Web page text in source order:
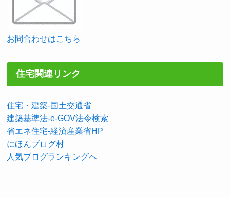
お問合わせはこちら
住宅関連リンク
住宅・建築-国土交通省
建築基準法-e-GOV法令検索
省エネ住宅-経済産業省HP
にほんブログ村
人気ブログランキングへ